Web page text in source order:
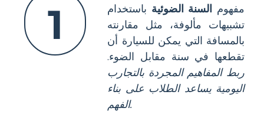
1
مفهوم
السنة الضوئية باستخدام
تشبيهات مألوفة، مثل مقارنته
بالمسافة التي يمكن للسيارة أن
تقطعها في سنة مقابل الضوء.
ربط المفاهيم المجردة بالتجارب
اليومية يساعد الطلاب على بناء
الفهم.